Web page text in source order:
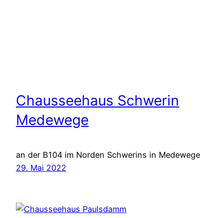
Chausseehaus Schwerin
Medewege
an der B104 im Norden Schwerins in Medewege
29. Mai 2022